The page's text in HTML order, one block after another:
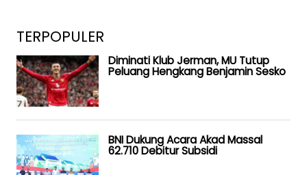
TERPOPULER
Diminati Klub Jerman, MU Tutup
Peluang Hengkang Benjamin Sesko
BNI Dukung Acara Akad Massal
62.710 Debitur Subsidi